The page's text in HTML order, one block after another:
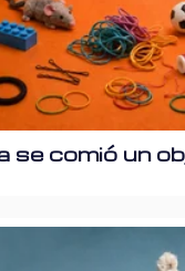
se comió un